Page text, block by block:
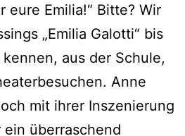
eure Emilia!“ Bitte? Wir
„Emilia Galotti“ bis
aus der Schule,
Anne
mit ihrer Inszenierung
ein überraschend